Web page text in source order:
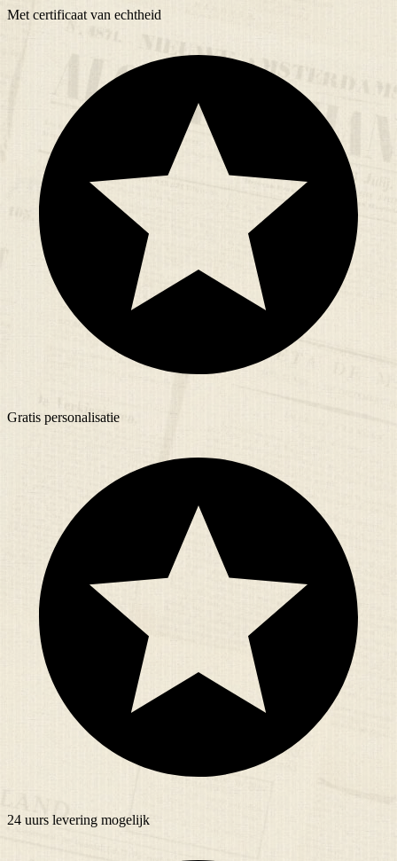
Met certificaat van echtheid
Gratis personalisatie
24 uurs levering mogelijk